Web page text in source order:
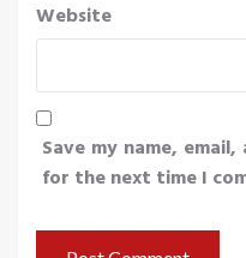
Website
Save my name,
for the next time I